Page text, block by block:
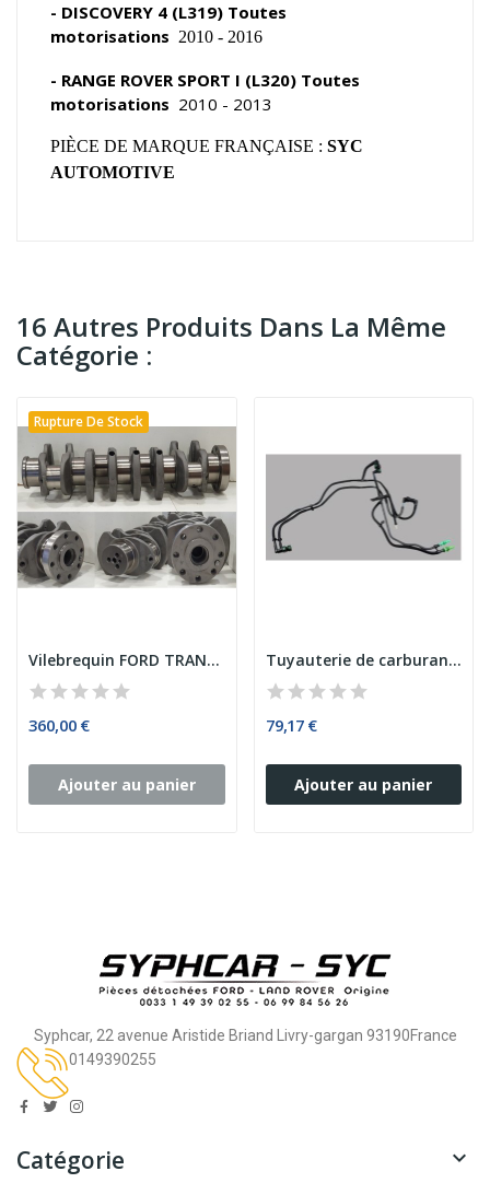
- DISCOVERY 4 (L319) Toutes
motorisations 2010 - 2016
- RANGE ROVER SPORT I (L320) Toutes
motorisations 2010 - 2013
PIÈCE DE MARQUE FRANÇAISE : SYC
AUTOMOTIVE
16 Autres Produits Dans La Même
Catégorie :
Rupture De Stock
Vilebrequin FORD TRANSIT 2.2 TDCI 2.4 TDCI
360,00 €
Ajouter au panier
Tuyauterie de carburant FORD FOCUS FORD FOCUS...
79,17 €
Ajouter au panier
Syphcar, 22 avenue Aristide Briand Livry-gargan 93190France
0149390255
Catégorie 